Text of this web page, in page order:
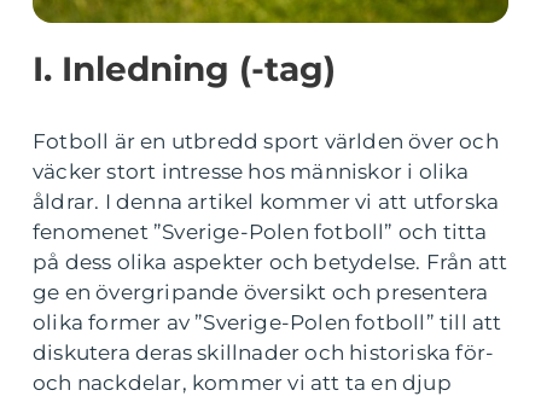
I. Inledning (-tag)
Fotboll är en utbredd sport världen över och
väcker stort intresse hos människor i olika
åldrar. I denna artikel kommer vi att utforska
fenomenet ”Sverige-Polen fotboll” och titta
på dess olika aspekter och betydelse. Från att
ge en övergripande översikt och presentera
olika former av ”Sverige-Polen fotboll” till att
diskutera deras skillnader och historiska för-
och nackdelar, kommer vi att ta en djup